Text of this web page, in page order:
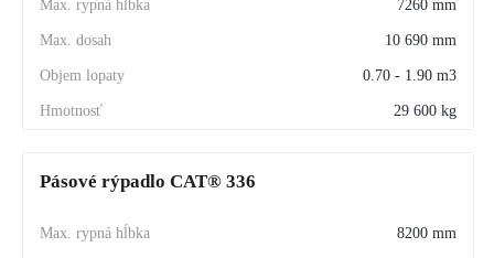
7260 mm
10 690 mm
0.70 - 1.90 m3
29 600 kg
Pásové rýpadlo CAT® 336
8200 mm